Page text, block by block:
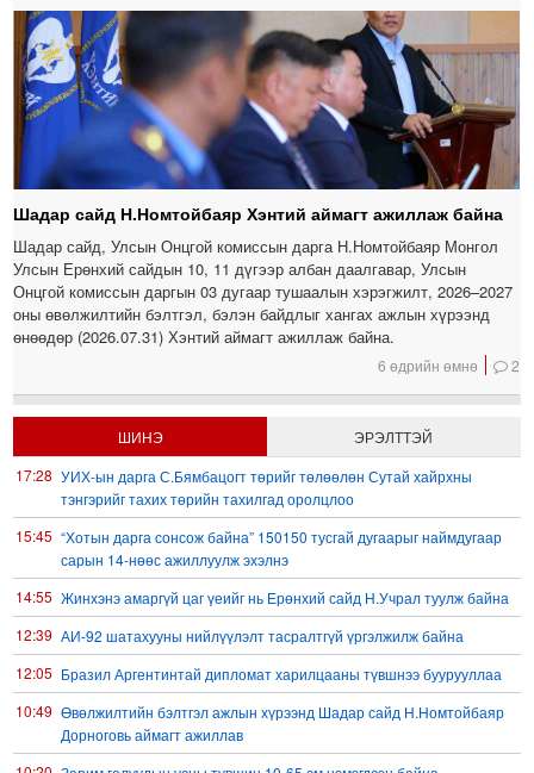
Шадар сайд Н.Номтойбаяр Хэнтий аймагт ажиллаж байна
Шадар сайд, Улсын Онцгой комиссын дарга Н.Номтойбаяр Монгол
Улсын Ерөнхий сайдын 10, 11 дүгээр албан даалгавар, Улсын
Онцгой комиссын даргын 03 дугаар тушаалын хэрэгжилт, 2026–2027
оны өвөлжилтийн бэлтгэл, бэлэн байдлыг хангах ажлын хүрээнд
өнөөдөр (2026.07.31) Хэнтий аймагт ажиллаж байна.
6 өдрийн өмнө 2
ШИНЭ
ЭРЭЛТТЭЙ
17:28 УИХ-ын дарга С.Бямбацогт төрийг төлөөлөн Сутай хайрхны
тэнгэрийг тахих төрийн тахилгад оролцлоо
15:45 “Хотын дарга сонсож байна” 150150 тусгай дугаарыг наймдугаар
сарын 14-нөөс ажиллуулж эхэлнэ
14:55 Жинхэнэ амаргүй цаг үеийг нь Ерөнхий сайд Н.Учрал туулж байна
12:39 АИ-92 шатахууны нийлүүлэлт тасралтгүй үргэлжилж байна
12:05 Бразил Аргентинтай дипломат харилцааны түвшнээ буурууллаа
10:49 Өвөлжилтийн бэлтгэл ажлын хүрээнд Шадар сайд Н.Номтойбаяр
Дорноговь аймагт ажиллав